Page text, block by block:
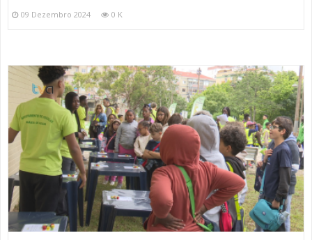
09 Dezembro 2024 0 K